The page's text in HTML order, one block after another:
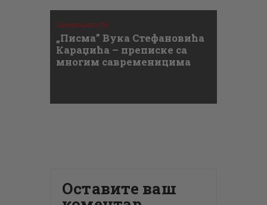
Занимљивости
„Писма” Вука Стефановића
Караџића – преписке са
многим савременицима
Оставите ваш